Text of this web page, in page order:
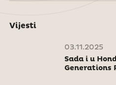
Vijesti
03.11.2025
Sada i u
Generations